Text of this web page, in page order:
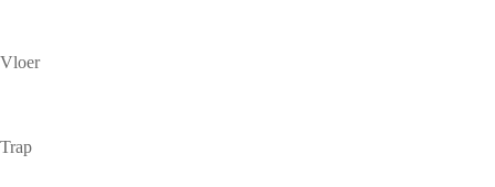
Vloer
Trap